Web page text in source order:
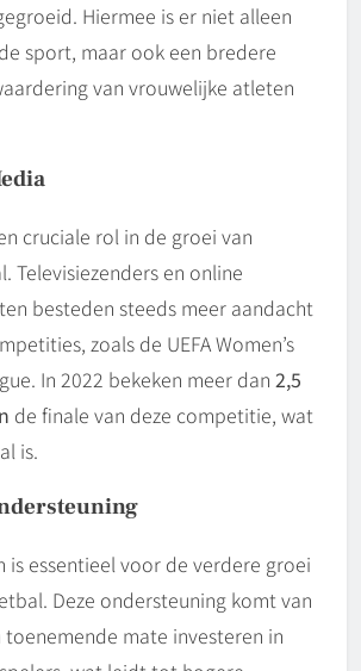
Hiermee is er niet alleen
sport, maar ook een bredere
van vrouwelijke atleten
cruciale rol in de groei van
Televisiezenders en online
besteden steeds meer aandacht
zoals de UEFA Women’s
In 2022 bekeken meer dan 2,5
de finale van deze competitie, wat
is.
is essentieel voor de verdere groei
Deze ondersteuning komt van
toenemende mate investeren in